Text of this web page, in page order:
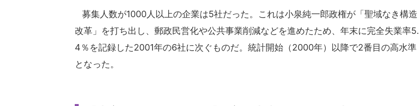
募集人数が1000人以上の企業は5社だった。これは小泉純一郎政権が「聖域なき構造
改革」を打ち出し、郵政民営化や公共事業削減などを進めたため、年末に完全失業率5.
4％を記録した2001年の6社に次ぐものだ。統計開始（2000年）以降で2番目の高水準
となった。